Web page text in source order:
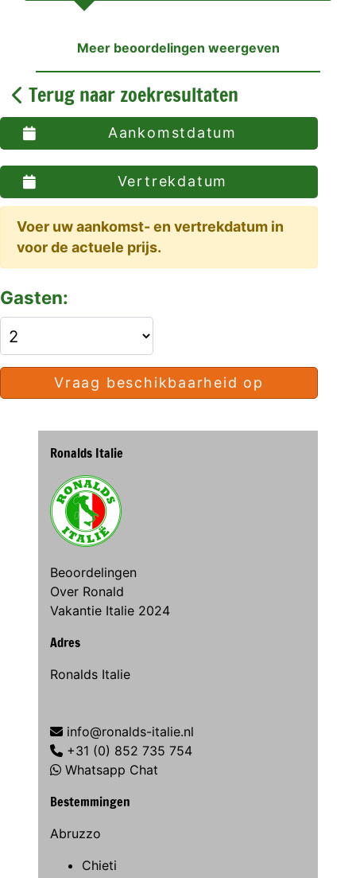
Meer beoordelingen weergeven
Terug naar zoekresultaten
Aankomstdatum
Vertrekdatum
Voer uw aankomst- en vertrekdatum in
voor de actuele prijs.
Gasten:
Vraag beschikbaarheid op
Ronalds Italie
Beoordelingen
Over Ronald
Vakantie Italie 2024
Adres
Ronalds Italie
info@ronalds-italie.nl
+31 (0) 852 735 754
Whatsapp Chat
Bestemmingen
Abruzzo
Chieti